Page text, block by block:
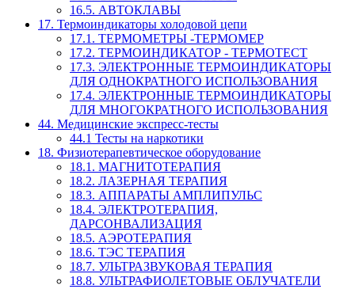
16.5. АВТОКЛАВЫ
17. Термоиндикаторы холодовой цепи
17.1. ТЕРМОМЕТРЫ -ТЕРМОМЕР
17.2. ТЕРМОИНДИКАТОР - ТЕРМОТЕСТ
17.3. ЭЛЕКТРОННЫЕ ТЕРМОИНДИКАТОРЫ
ДЛЯ ОДНОКРАТНОГО ИСПОЛЬЗОВАНИЯ
17.4. ЭЛЕКТРОННЫЕ ТЕРМОИНДИКАТОРЫ
ДЛЯ МНОГОКРАТНОГО ИСПОЛЬЗОВАНИЯ
44. Медицинские экспресс-тесты
44.1 Тесты на наркотики
18. Физиотерапевтическое оборудование
18.1. МАГНИТОТЕРАПИЯ
18.2. ЛАЗЕРНАЯ ТЕРАПИЯ
18.3. АППАРАТЫ АМПЛИПУЛЬС
18.4. ЭЛЕКТРОТЕРАПИЯ,
ДАРСОНВАЛИЗАЦИЯ
18.5. АЭРОТЕРАПИЯ
18.6. ТЭС ТЕРАПИЯ
18.7. УЛЬТРАЗВУКОВАЯ ТЕРАПИЯ
18.8. УЛЬТРАФИОЛЕТОВЫЕ ОБЛУЧАТЕЛИ